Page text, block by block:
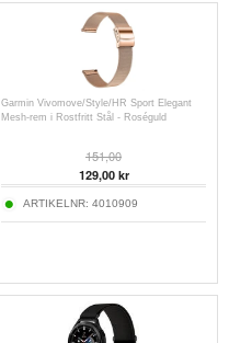
Garmin Vivomove/Style/HR Sport Elegant
Mesh-rem i Rostfritt Stål - Roséguld
151,00
129,00kr
ARTIKELNR: 4010909